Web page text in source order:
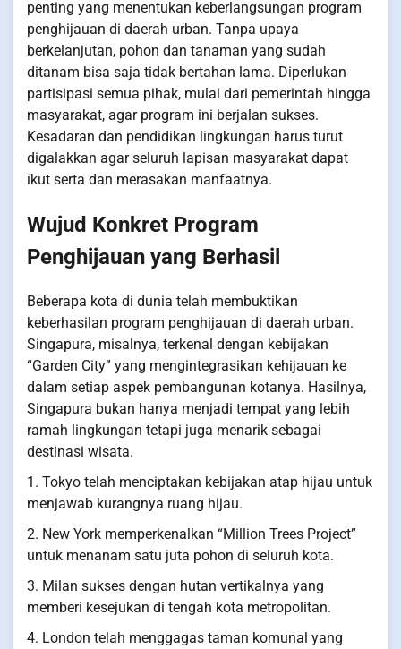
penting yang menentukan keberlangsungan program
penghijauan di daerah urban. Tanpa upaya
berkelanjutan, pohon dan tanaman yang sudah
ditanam bisa saja tidak bertahan lama. Diperlukan
partisipasi semua pihak, mulai dari pemerintah hingga
masyarakat, agar program ini berjalan sukses.
Kesadaran dan pendidikan lingkungan harus turut
digalakkan agar seluruh lapisan masyarakat dapat
ikut serta dan merasakan manfaatnya.
Wujud Konkret Program
Penghijauan yang Berhasil
Beberapa kota di dunia telah membuktikan
keberhasilan program penghijauan di daerah urban.
Singapura, misalnya, terkenal dengan kebijakan
“Garden City” yang mengintegrasikan kehijauan ke
dalam setiap aspek pembangunan kotanya. Hasilnya,
Singapura bukan hanya menjadi tempat yang lebih
ramah lingkungan tetapi juga menarik sebagai
destinasi wisata.
1. Tokyo telah menciptakan kebijakan atap hijau untuk
menjawab kurangnya ruang hijau.
2. New York memperkenalkan “Million Trees Project”
untuk menanam satu juta pohon di seluruh kota.
3. Milan sukses dengan hutan vertikalnya yang
memberi kesejukan di tengah kota metropolitan.
4. London telah menggagas taman komunal yang